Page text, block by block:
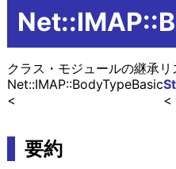
クラス・モジュールの継承リ
Net::IMAP::BodyTypeBasic
要約